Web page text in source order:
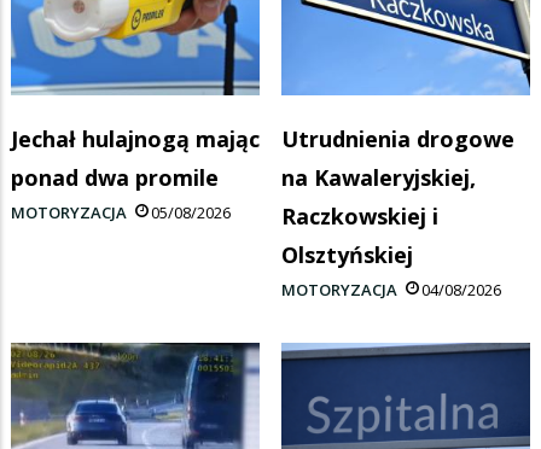
Jechał hulajnogą mając
ponad dwa promile
MOTORYZACJA 05/08/2026
Utrudnienia drogowe
na Kawaleryjskiej,
Raczkowskiej i
Olsztyńskiej
MOTORYZACJA 04/08/2026